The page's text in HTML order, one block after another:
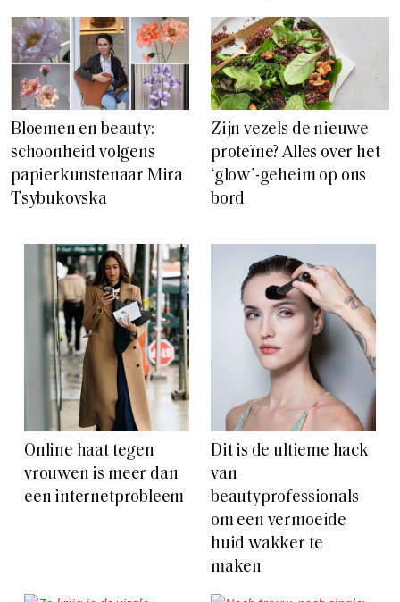
Bloemen en beauty:
schoonheid volgens
papierkunstenaar Mira
Tsybukovska
Zijn vezels de nieuwe
proteïne? Alles over het
‘glow’-geheim op ons
bord
Online haat tegen
vrouwen is meer dan
een internetprobleem
Dit is de ultieme hack
van
beautyprofessionals
om een vermoeide
huid wakker te
maken